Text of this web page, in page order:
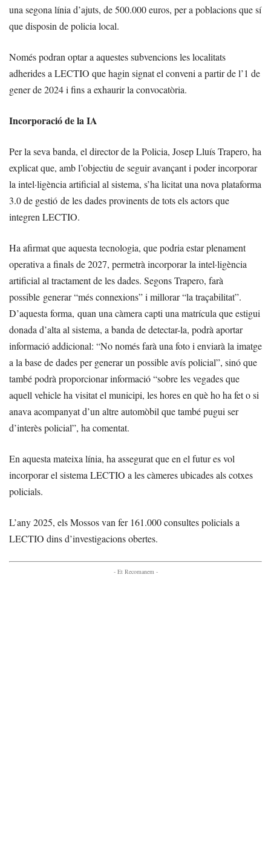
una segona línia d’ajuts, de 500.000 euros, per a poblacions que sí
que disposin de policia local.
Només podran optar a aquestes subvencions les localitats
adherides a LECTIO que hagin signat el conveni a partir de l’1 de
gener de 2024 i fins a exhaurir la convocatòria.
Incorporació de la IA
Per la seva banda, el director de la Policia, Josep Lluís Trapero, ha
explicat que, amb l’objectiu de seguir avançant i poder incorporar
la intel·ligència artificial al sistema, s’ha licitat una nova plataforma
3.0 de gestió de les dades provinents de tots els actors que
integren LECTIO.
Ha afirmat que aquesta tecnologia, que podria estar plenament
operativa a finals de 2027, permetrà incorporar la intel·ligència
artificial al tractament de les dades. Segons Trapero, farà
possible generar “més connexions” i millorar “la traçabilitat”.
D’aquesta forma, quan una càmera capti una matrícula que estigui
donada d’alta al sistema, a banda de detectar-la, podrà aportar
informació addicional: “No només farà una foto i enviarà la imatge
a la base de dades per generar un possible avís policial”, sinó que
també podrà proporcionar informació “sobre les vegades que
aquell vehicle ha visitat el municipi, les hores en què ho ha fet o si
anava acompanyat d’un altre automòbil que també pugui ser
d’interès policial”, ha comentat.
En aquesta mateixa línia, ha assegurat que en el futur es vol
incorporar el sistema LECTIO a les càmeres ubicades als cotxes
policials.
L’any 2025, els Mossos van fer 161.000 consultes policials a
LECTIO dins d’investigacions obertes.
- Et Recomanem -